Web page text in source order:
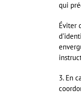
qui
Éviter
3. En